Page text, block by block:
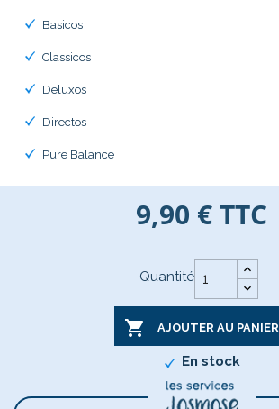
Basicos
Classicos
Deluxos
Directos
Pure Balance
9,90 €TTC
Quantité
 AJOUTER AU PANIER
En stock